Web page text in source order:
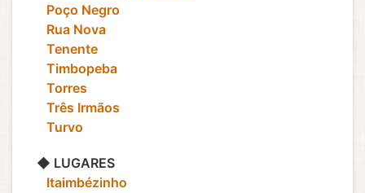
‎ ‎ ‎ Poço Negro
‎ ‎ ‎ Rua Nova
‎ ‎ ‎ Tenente
‎ ‎ ‎ Timbopeba
‎ ‎ ‎ Torres
‎ ‎ ‎ Três Irmãos
‎ ‎ ‎ Turvo
◆ LUGARES
‎ ‎ ‎ Itaimbézinho